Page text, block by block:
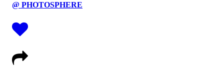
E
@ PHOTOSPHERE